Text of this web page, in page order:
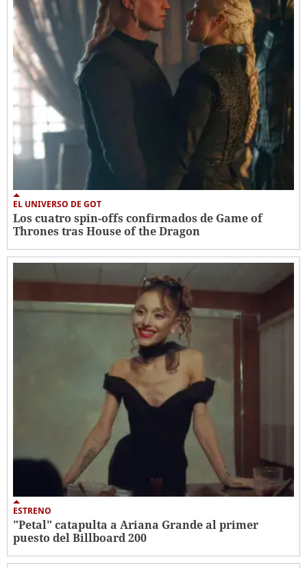
EL UNIVERSO DE GOT
Los cuatro spin-offs confirmados de Game of
Thrones tras House of the Dragon
ESTRENO
"Petal" catapulta a Ariana Grande al primer
puesto del Billboard 200